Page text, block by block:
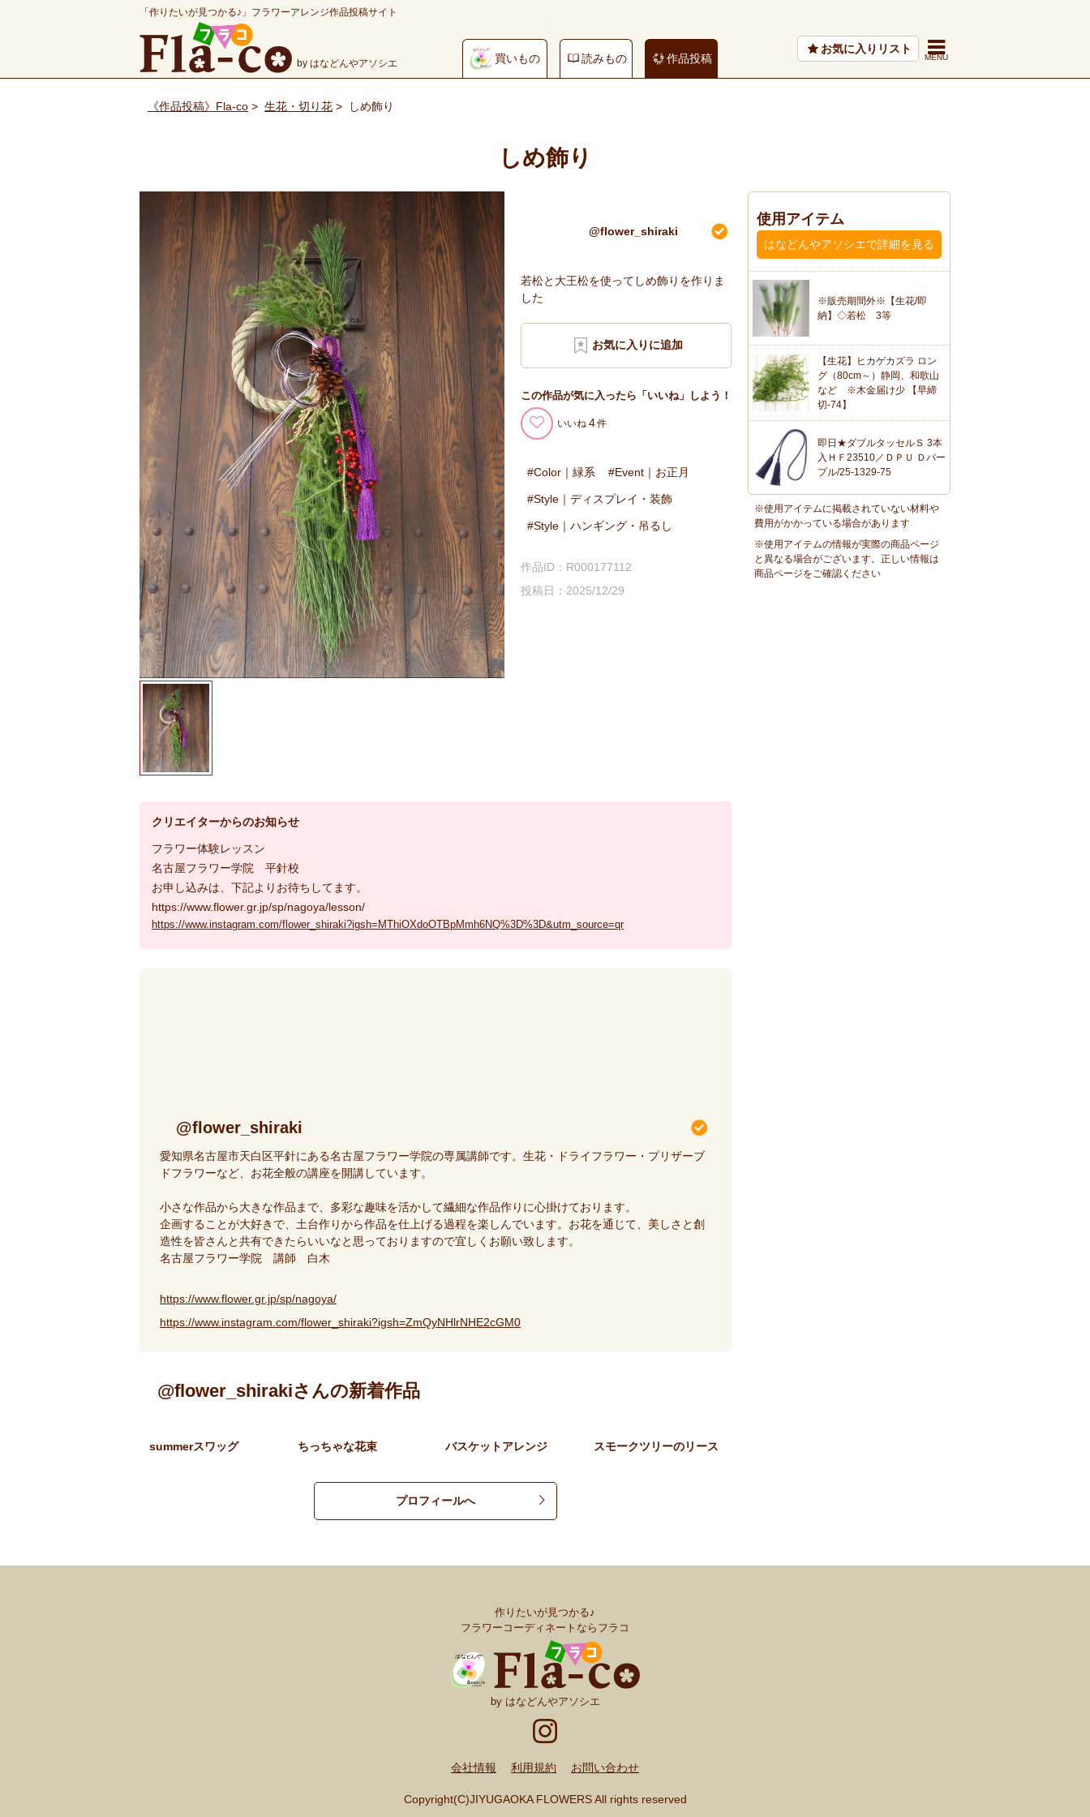
「作りたいが見つかる♪」フラワーアレンジ作品投稿サイト
by はなどんやアソシエ 買いもの 読みもの 作品投稿
お気に入りリスト
《作品投稿》Fla-co > 生花・切り花 > しめ飾り
しめ飾り
@flower_shiraki
若松と大王松を使ってしめ飾りを作りま
した
この作品が気に入ったら「いいね」しよう！
いいね 4
Color｜緑系 Event｜お正月
Style｜ディスプレイ・装飾
Style｜ハンギング・吊るし
作品ID：R000177112
投稿日：2025/12/29
クリエイターからのお知らせ
フラワー体験レッスン
名古屋フラワー学院 平針校
お申し込みは、下記よりお待ちしてます。
https://www.flower.gr.jp/sp/nagoya/lesson/
https://www.instagram.com/flower_shiraki?igsh=MThiOXdoOTBpMmh6NQ%3D%3D&utm_source=qr
@flower_shiraki
愛知県名古屋市天白区平針にある名古屋フラワー学院の専属講師です。生花・ドライフラワー・プリザーブ
ドフラワーなど、お花全般の講座を開講しています。
小さな作品から大きな作品まで、多彩な趣味を活かして繊細な作品作りに心掛けております。
企画することが大好きで、土台作りから作品を仕上げる過程を楽しんでいます。お花を通じて、美しさと創
造性を皆さんと共有できたらいいなと思っておりますので宜しくお願い致します。
名古屋フラワー学院 講師 白木
https://www.flower.gr.jp/sp/nagoya/
https://www.instagram.com/flower_shiraki?igsh=ZmQyNHlrNHE2cGM0
@flower_shirakiさんの新着作品
summerスワッグ ちっちゃな花束 バスケットアレンジ スモークツリーのリース
プロフィールへ
使用アイテム
はなどんやアソシエで詳細を見る
※販売期間外※【生花/即
納】◇若松 3等
【生花】ヒカゲカズラ ロン
グ（80cm～）静岡、和歌山
など ※木金届け少 【早締
切-74】
即日★ダブルタッセルＳ 3本
入ＨＦ23510／ＤＰＵ Ｄパー
プル/25-1329-75
※使用アイテムに掲載されていない材料や
費用がかかっている場合があります
※使用アイテムの情報が実際の商品ページ
と異なる場合がございます。正しい情報は
商品ページをご確認ください
作りたいが見つかる♪
フラワーコーディネートならフラコ
by はなどんやアソシエ
会社情報 利用規約 お問い合わせ
Copyright(C)JIYUGAOKA FLOWERS All rights reserved